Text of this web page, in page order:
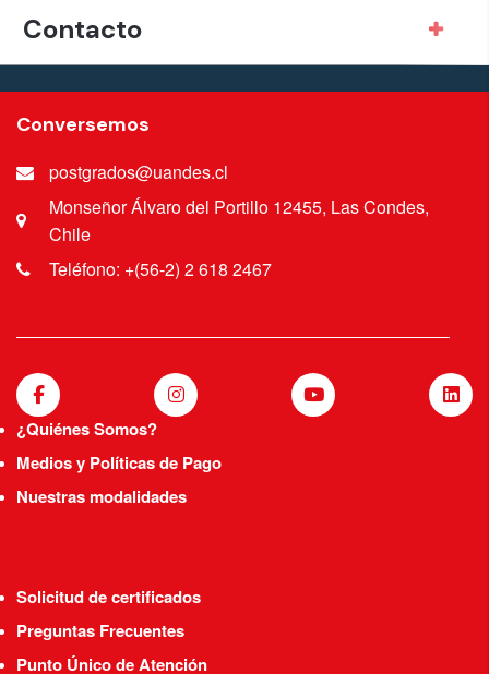
Contacto
Conversemos
postgrados@uandes.cl
Monseñor Álvaro del Portillo 12455, Las Condes,
Chile
Teléfono: +(56-2) 2 618 2467
¿Quiénes Somos?
Medios y Políticas de Pago
Nuestras modalidades
Solicitud de certificados
Preguntas Frecuentes
Punto Único de Atención